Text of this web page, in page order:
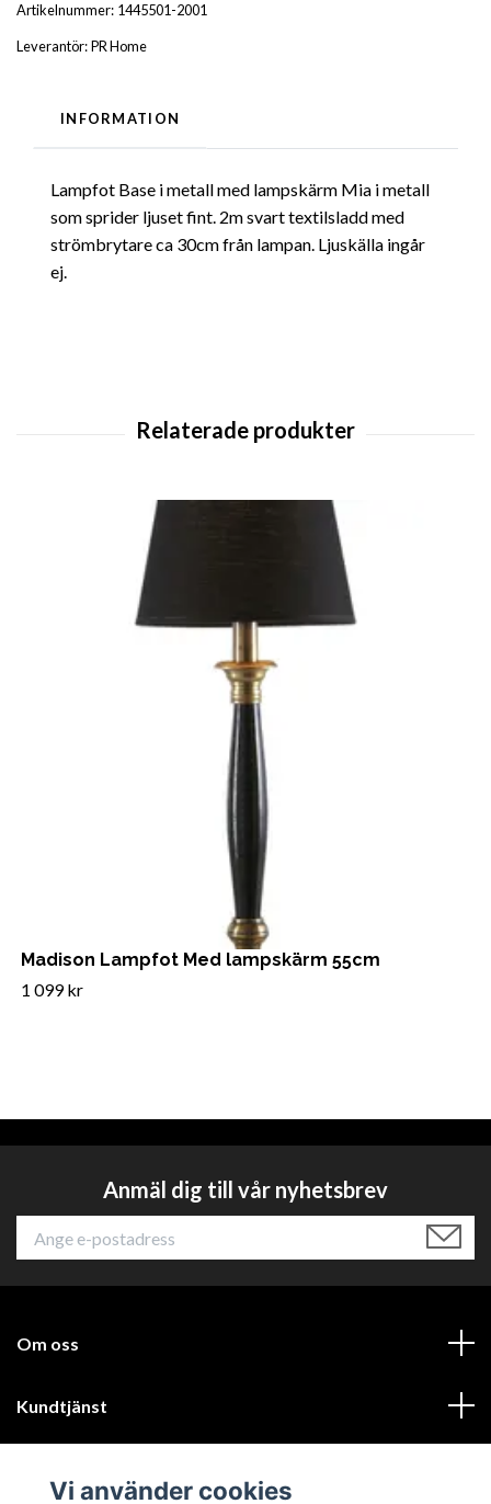
Artikelnummer: 1445501-2001
Leverantör:PR Home
INFORMATION
Lampfot Base i metall med lampskärm Mia i metall
som sprider ljuset fint. 2m svart textilsladd med
strömbrytare ca 30cm från lampan. Ljuskälla ingår
ej.
Madison Lampfot Med lampskärm 55cm
1 099 kr
Anmäl dig till vår nyhetsbrev
Om oss
Kundtjänst
Vi använder cookies